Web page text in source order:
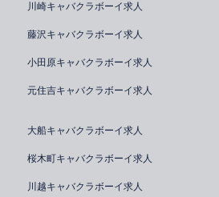
川崎キャバクラボーイ求人
藤沢キャバクラボーイ求人
小田原キャバクラボーイ求人
元住吉キャバクラボーイ求人
大船キャバクラボーイ求人
桜木町キャバクラボーイ求人
川越キャバクラボーイ求人